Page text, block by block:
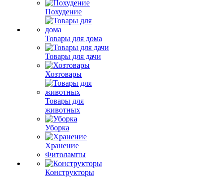
Похудение
Товары для дома
Товары для дачи
Хозтовары
Товары для
животных
Уборка
Хранение
Фитолампы
Конструкторы